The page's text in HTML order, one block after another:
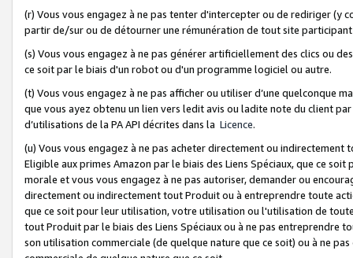
(r) Vous vous engagez à ne pas tenter d'intercepter ou de rediriger
partir de/sur ou de détourner une rémunération de tout site
(s) Vous vous engagez à ne pas générer artificiellement des clics ou
ce soit par le biais d'un robot ou d'un programme logiciel ou autre.
(t) Vous vous engagez à ne pas afficher ou utiliser d’une quelconque
que vous ayez obtenu un lien vers ledit avis ou ladite note du client
d’utilisations de la PA API décrites dans la Licence.
(u) Vous vous engagez à ne pas acheter directement ou
Eligible aux primes Amazon par le biais des Liens Spéciaux, que ce
morale et vous vous engagez à ne pas autoriser, demander ou
directement ou indirectement tout Produit ou à entreprendre toute
que ce soit pour leur utilisation, votre utilisation ou l'utilisation de
tout Produit par le biais des Liens Spéciaux ou à ne pas entreprendre
son utilisation commerciale (de quelque nature que ce soit) ou à ne